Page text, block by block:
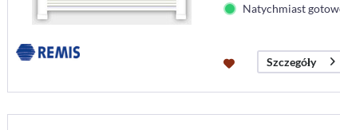
Natychmiast
Szczegóły